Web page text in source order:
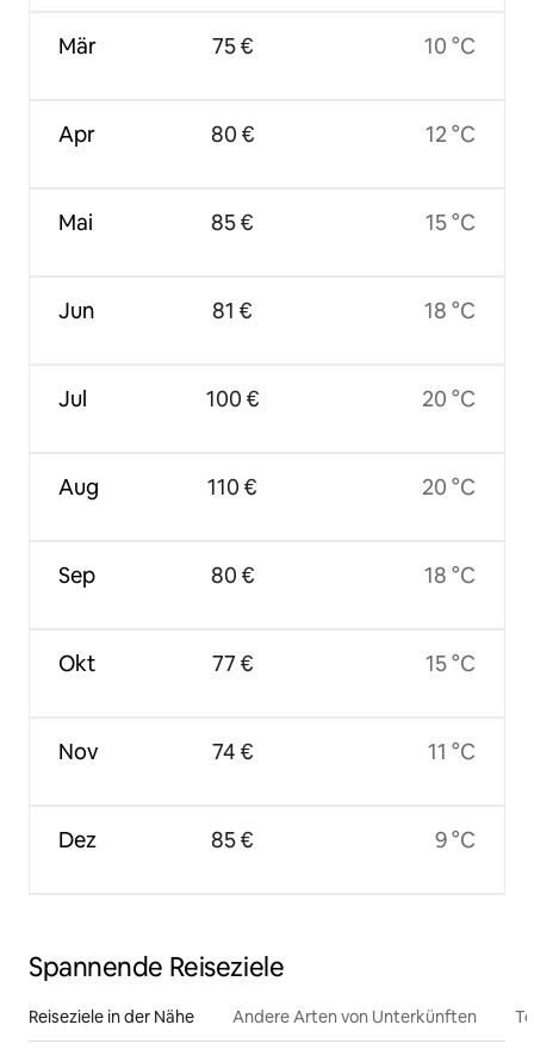
Mär
Apr
Mai
Jun
Jul
Aug
Sep
Okt
Nov
Dez
75 €
80 €
85 €
81 €
100 €
110 €
80 €
77 €
74 €
85 €
10 °C
12 °C
15 °C
18 °C
20 °C
20 °C
18 °C
15 °C
11 °C
9 °C
Spannende Reiseziele
Reiseziele in der Nähe Andere Arten von Unterkünften